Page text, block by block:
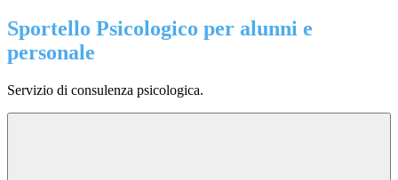
Sportello Psicologico per alunni e
personale
Servizio di consulenza psicologica.